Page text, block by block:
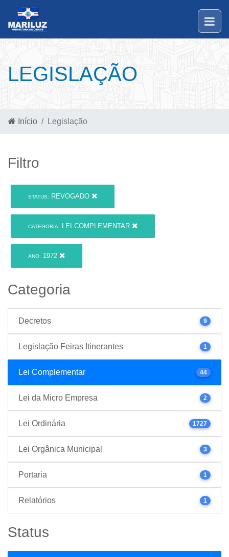
LEGISLAÇÃO
Início Legislação
Filtro
STATUS: REVOGADO
CATEGORIA: LEI COMPLEMENTAR
ANO: 1972
Categoria
Decretos 9
Legislação Feiras Itinerantes 1
Lei Complementar 44
Lei da Micro Empresa 2
Lei Ordinária 1727
Lei Orgânica Municipal 3
Portaria 1
Relatórios 1
Status